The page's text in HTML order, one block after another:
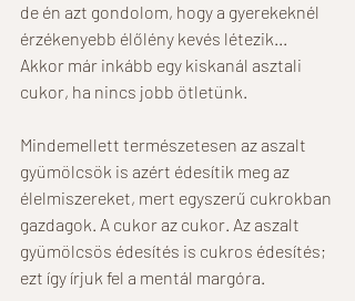
de én azt gondolom, hogy a gyerekeknél
érzékenyebb élőlény kevés létezik...
Akkor már inkább egy kiskanál asztali
cukor, ha nincs jobb ötletünk.
Mindemellett természetesen az aszalt
gyümölcsök is azért édesítik meg az
élelmiszereket, mert egyszerű cukrokban
gazdagok. A cukor az cukor. Az aszalt
gyümölcsös édesítés is cukros édesítés;
ezt így írjuk fel a mentál margóra.